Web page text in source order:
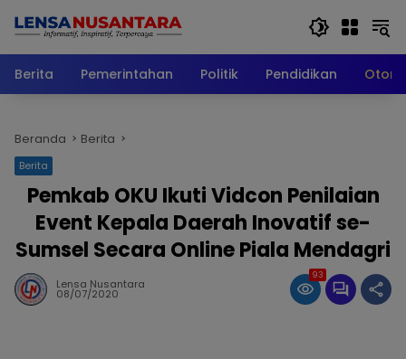
Berita
Pemerintahan Politik Pendidikan
Beranda Berita
Berita
Pemkab OKU Ikuti Vidcon Penilaian
Event Kepala Daerah Inovatif se-
Sumsel Secara Online Piala Mendagri
Lensa Nusantara
08/07/2020
93